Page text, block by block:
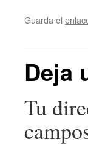
Guarda el
Deja
Tu